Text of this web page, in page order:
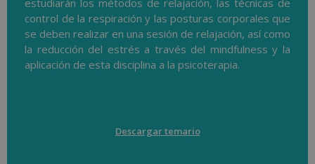
estudiarán los métodos de relajación, las técnicas de
control de la respiración y las posturas corporales que
se deben realizar en una sesión de relajación, así como
la reducción del estrés a través del mindfulness y la
aplicación de esta disciplina a la psicoterapia.
Descargar temario